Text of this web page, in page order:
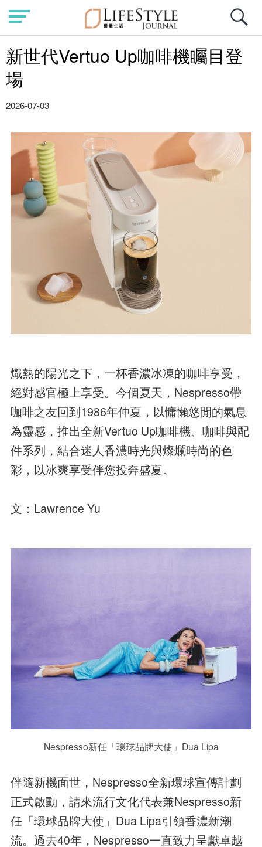
新世代Vertuo Up咖啡機矚目登
場
2026-07-03
熾熱的陽光之下，一杯香濃冰凍的咖啡享受，
絕對感官極上享受。今個夏天，Nespresso帶
咖啡之友回到1986年仲夏，以慵懶悠閒的氣息
為靈感，推出全新Vertuo Up咖啡機、咖啡與配
件系列，結合迷人香濃時光與燦爛時尚的色
彩，以冰爽享受伴您投奔盛夏。
文：Lawrence Yu
Nespresso新任「環球品牌大使」Dua Lipa
伴隨新機面世，Nespresso全新環球宣傳計劃
正式啟動，請來流行文化代表兼Nespresso新
任「環球品牌大使」Dua Lipa引領香濃新潮
流。過去40年，Nespresso一直致力呈獻卓越